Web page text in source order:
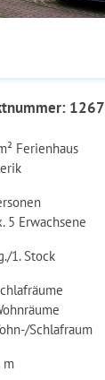
1267
Ferienhaus
5 Erwachsene
1. Stock
Schlafraum
m